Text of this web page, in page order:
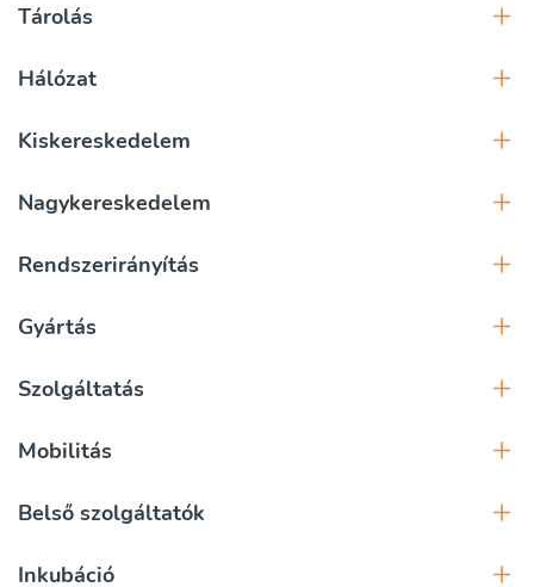
Tárolás
Hálózat
Kiskereskedelem
Nagykereskedelem
Rendszerirányítás
Gyártás
Szolgáltatás
Mobilitás
Belső szolgáltatók
Inkubáció